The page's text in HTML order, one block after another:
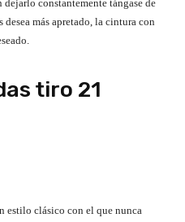
constantemente tángase de
más apretado, la cintura con
tiro 21
estilo clásico con el que nunca